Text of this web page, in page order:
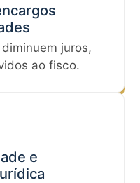
juros,
ao fisco.
e